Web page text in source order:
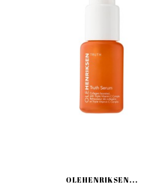
OLEHENRIKSEN...